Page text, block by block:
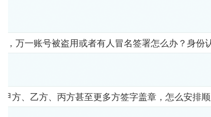
万一账号被盗用或者有人冒名签署怎么办？身
方、乙方、丙方甚至更多方签字盖章，怎么安排